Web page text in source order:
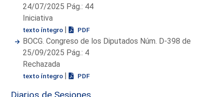
24/07/2025 Pág.: 44
Iniciativa
texto íntegro | PDF
BOCG. Congreso de los Diputados Núm. D-398 de
25/09/2025 Pág.: 4
Rechazada
texto íntegro | PDF
Diarios de Sesiones